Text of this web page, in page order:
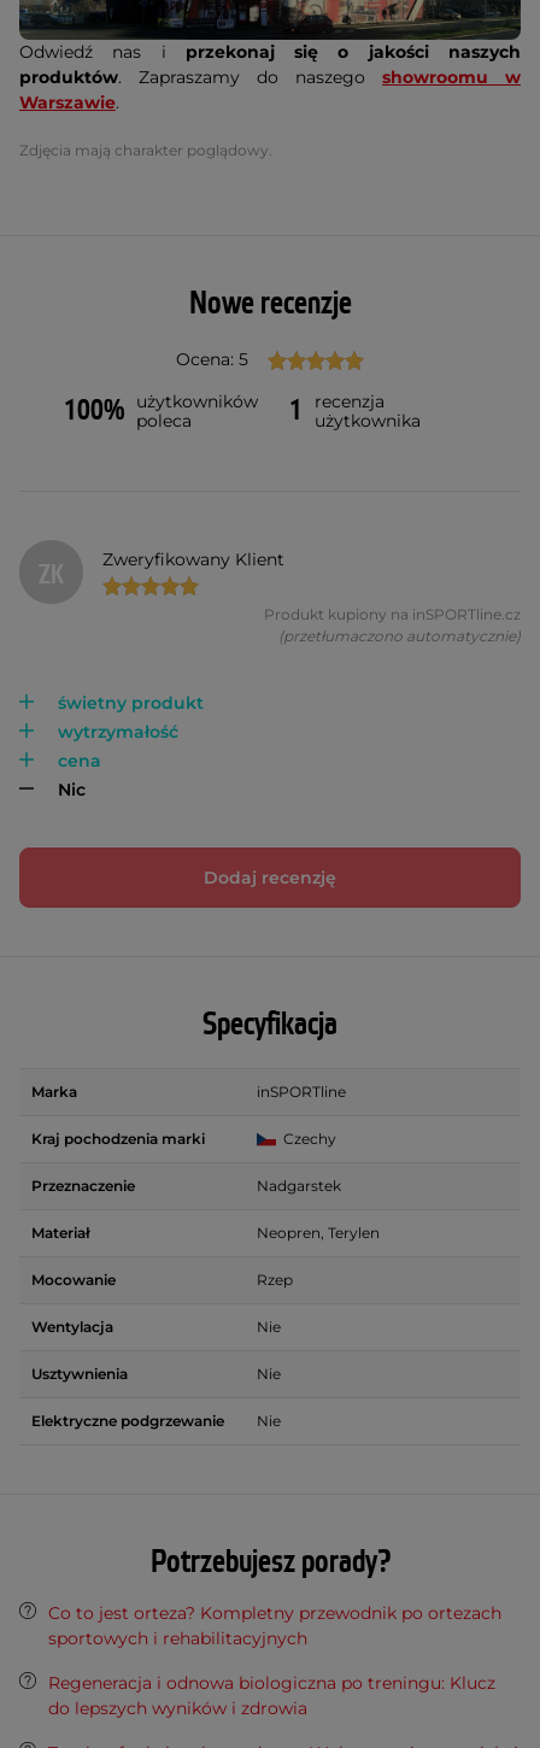
Odwiedź nas i przekonaj się o jakości naszych
produktów. Zapraszamy do naszego showroomu w
Warszawie.
Zdjęcia mają charakter poglądowy.
Nowe recenzje
Ocena: 5
100%
użytkowników
poleca
1
recenzja
użytkownika
ZK Zweryfikowany Klient
Produkt kupiony na inSPORTline.cz
(przetłumaczono automatycznie)
świetny produkt
wytrzymałość
cena
Nic
Dodaj recenzję
Specyfikacja
Marka inSPORTline
Kraj pochodzenia marki Czechy
Przeznaczenie Nadgarstek
Materiał Neopren, Terylen
Mocowanie Rzep
Wentylacja Nie
Usztywnienia Nie
Elektryczne podgrzewanie Nie
Potrzebujesz porady?
Co to jest orteza? Kompletny przewodnik po ortezach
sportowych i rehabilitacyjnych
Regeneracja i odnowa biologiczna po treningu: Klucz
do lepszych wyników i zdrowia